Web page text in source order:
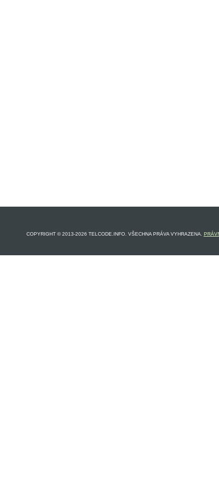
COPYRIGHT © 2013-2026 TELCODE.INFO. VŠECHNA PRÁVA VYHRAZENA.